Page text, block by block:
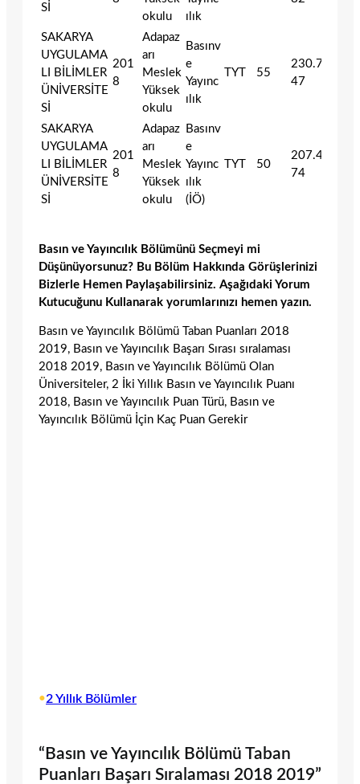
Sİ
okulu
ılık
SAKARYA
UYGULAMA
LI BİLİMLER
ÜNİVERSİTE
Sİ
201
8
Adapaz
arı
Meslek
Yüksek
okulu
Basınv
e
Yayınc
ılık
TYT 55
230.767
47
SAKARYA
UYGULAMA
LI BİLİMLER
ÜNİVERSİTE
Sİ
201
8
Adapaz
arı
Meslek
Yüksek
okulu
Basınv
e
Yayınc
ılık
(İÖ)
TYT 50
207.412
74
Basın ve Yayıncılık Bölümünü Seçmeyi mi
Düşünüyorsunuz? Bu Bölüm Hakkında Görüşlerinizi
Bizlerle Hemen Paylaşabilirsiniz. Aşağıdaki Yorum
Kutucuğunu Kullanarak yorumlarınızı hemen yazın.
Basın ve Yayıncılık Bölümü Taban Puanları 2018
2019, Basın ve Yayıncılık Başarı Sırası sıralaması
2018 2019, Basın ve Yayıncılık Bölümü Olan
Üniversiteler, 2 İki Yıllık Basın ve Yayıncılık Puanı
2018, Basın ve Yayıncılık Puan Türü, Basın ve
Yayıncılık Bölümü İçin Kaç Puan Gerekir
•2 Yıllık Bölümler
“Basın ve Yayıncılık Bölümü Taban
Puanları Başarı Sıralaması 2018 2019”